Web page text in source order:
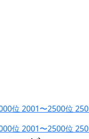
位 2001〜2500位
位 2001〜2500位